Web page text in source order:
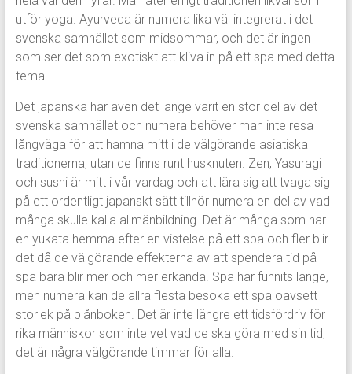
utför yoga. Ayurveda är numera lika väl integrerat i det
svenska samhället som midsommar, och det är ingen
som ser det som exotiskt att kliva in på ett spa med detta
tema.
Det japanska har även det länge varit en stor del av det
svenska samhället och numera behöver man inte resa
långväga för att hamna mitt i de välgörande asiatiska
traditionerna, utan de finns runt husknuten. Zen, Yasuragi
och sushi är mitt i vår vardag och att lära sig att tvaga sig
på ett ordentligt japanskt sätt tillhör numera en del av vad
många skulle kalla allmänbildning. Det är många som har
en yukata hemma efter en vistelse på ett spa och fler blir
det då de välgörande effekterna av att spendera tid på
spa bara blir mer och mer erkända. Spa har funnits länge,
men numera kan de allra flesta besöka ett spa oavsett
storlek på plånboken. Det är inte längre ett tidsfördriv för
rika människor som inte vet vad de ska göra med sin tid,
det är några välgörande timmar för alla.